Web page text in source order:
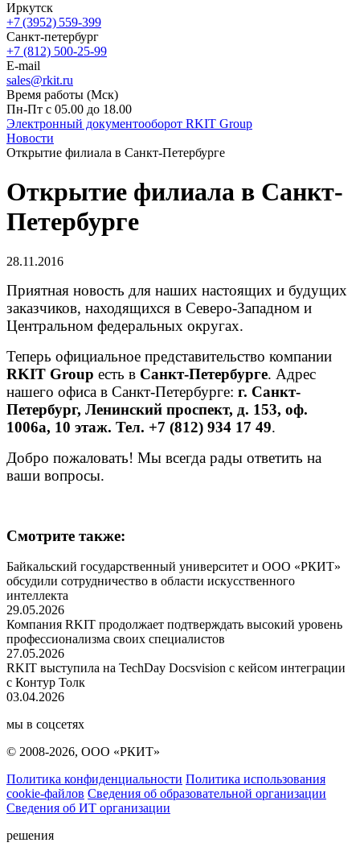
Иркутск
+7 (3952) 559-399
Санкт-петербург
+7 (812) 500-25-99
E-mail
sales@rkit.ru
Время работы (Мск)
Пн-Пт с 05.00 до 18.00
Электронный документооборот RKIT Group
Новости
Открытие филиала в Санкт-Петербурге
Открытие филиала в Санкт-
Петербурге
28.11.2016
Приятная новость для наших настоящих и будущих
заказчиков, находящихся в Северо-Западном и
Центральном федеральных округах.
Теперь официальное представительство компании
RKIT Group есть в Санкт-Петербурге. Адрес
нашего офиса в Санкт-Петербурге: г. Санкт-
Петербург, Ленинский проспект, д. 153, оф.
1006а, 10 этаж. Тел. +7 (812) 934 17 49.
Добро пожаловать! Мы всегда рады ответить на
ваши вопросы.
Смотрите также:
Байкальский государственный университет и ООО «РКИТ»
обсудили сотрудничество в области искусственного
интеллекта
29.05.2026
Компания RKIT продолжает подтверждать высокий уровень
профессионализма своих специалистов
27.05.2026
RKIT выступила на TechDay Docsvision с кейсом интеграции
с Контур Толк
03.04.2026
мы в соцсетях
© 2008-2026, ООО «РКИТ»
Политика конфиденциальности Политика использования
cookie-файлов Сведения об образовательной организации
Сведения об ИТ организации
решения